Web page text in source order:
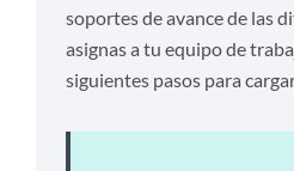
soportes de avance de las
asignas a tu equipo de
siguientes pasos para